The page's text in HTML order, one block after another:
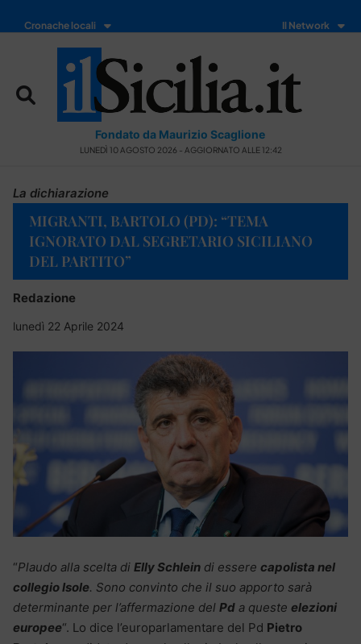
Cronache locali Il Network
Fondato da Maurizio Scaglione
LUNEDÌ 10 AGOSTO 2026 - AGGIORNATO ALLE 12:42
La dichiarazione
MIGRANTI, BARTOLO (PD): “TEMA
IGNORATO DAL SEGRETARIO SICILIANO
DEL PARTITO”
Redazione
lunedì 22 Aprile 2024
“Plaudo alla scelta di Elly Schlein di essere capolista nel
collegio Isole. Sono convinto che il suo apporto sarà
determinante per l’affermazione del Pd a queste elezioni
europee“. Lo dice l’europarlamentare del Pd Pietro